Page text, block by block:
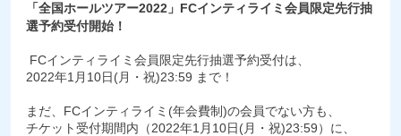
「全国ホールツアー2022」FCインティライミ会員限定先行抽
選予約受付開始！
FCインティライミ会員限定先行抽選予約受付は、
2022年1月10日(月・祝)23:59 まで！
まだ、FCインティライミ(年会費制)の会員でない方も、
チケット受付期間内（2022年1月10日(月・祝)23:59）に、